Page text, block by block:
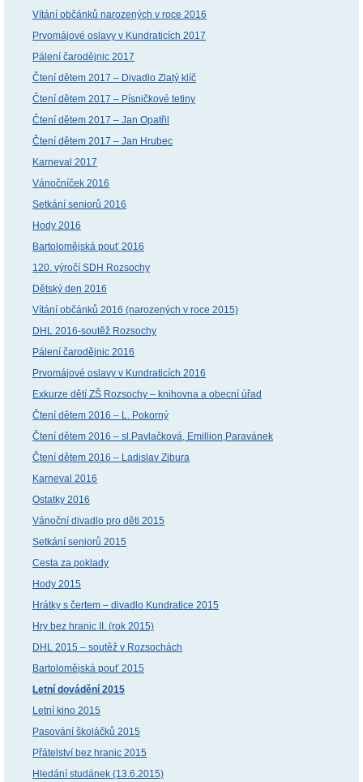
Vítání občánků narozených v roce 2016
Prvomájové oslavy v Kundraticích 2017
Pálení čarodějnic 2017
Čtení dětem 2017 – Divadlo Zlatý klíč
Čtení dětem 2017 – Písničkové tetiny
Čtení dětem 2017 – Jan Opatřil
Čtení dětem 2017 – Jan Hrubec
Karneval 2017
Vánočníček 2016
Setkání seniorů 2016
Hody 2016
Bartolomějská pouť 2016
120. výročí SDH Rozsochy
Dětský den 2016
Vítání občánků 2016 (narozených v roce 2015)
DHL 2016-soutěž Rozsochy
Pálení čarodějnic 2016
Prvomájové oslavy v Kundraticích 2016
Exkurze dětí ZŠ Rozsochy – knihovna a obecní úřad
Čtení dětem 2016 – L. Pokorný
Čtení dětem 2016 – sl.Pavlačková, Emillion,Paravánek
Čtení dětem 2016 – Ladislav Zibura
Karneval 2016
Ostatky 2016
Vánoční divadlo pro děti 2015
Setkání seniorů 2015
Cesta za poklady
Hody 2015
Hrátky s čertem – divadlo Kundratice 2015
Hry bez hranic II. (rok 2015)
DHL 2015 – soutěž v Rozsochách
Bartolomějská pouť 2015
Letní dovádění 2015
Letní kino 2015
Pasování školáčků 2015
Přátelství bez hranic 2015
Hledání studánek (13.6.2015)